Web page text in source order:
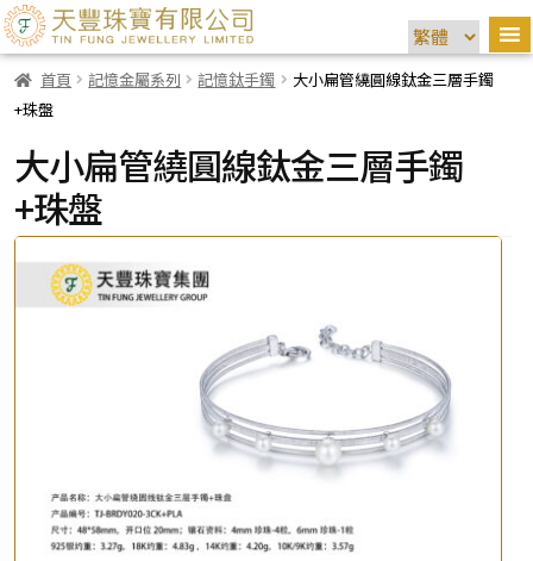
首頁 記憶金屬系列 記憶鈦手鐲
大小扁管繞圓線鈦金三層手鐲
+珠盤
大小扁管繞圓線鈦金三層手鐲
+珠盤